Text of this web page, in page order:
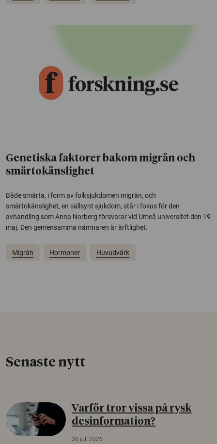
Genetiska faktorer bakom migrän och
smärtokänslighet
Både smärta, i form av folksjukdomen migrän, och
smärtokänslighet, en sällsynt sjukdom, står i fokus för den
avhandling som Anna Norberg försvarar vid Umeå universitet den 19
maj. Den gemensamma nämnaren är ärftlighet.
Migrän Hormoner Huvudvärk
Senaste nytt
Varför tror vissa på rysk
desinformation?
30 juli 2026